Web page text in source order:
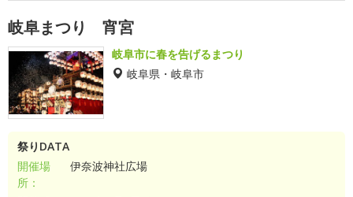
岐阜まつり 宵宮
岐阜市に春を告げるまつり
岐阜県・岐阜市
祭りDATA
開催場
所：
伊奈波神社広場